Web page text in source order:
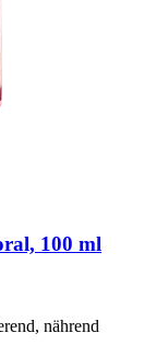
100 ml
nährend